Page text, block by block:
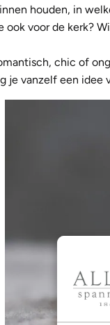
houden, in
ook voor de kerk?
chic of
je vanzelf een